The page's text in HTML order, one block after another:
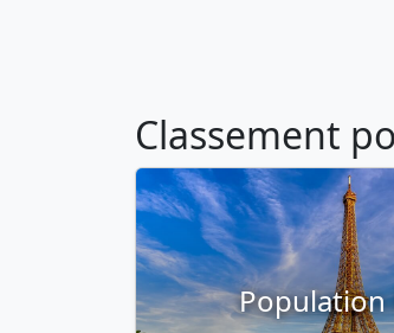
Classement
Population